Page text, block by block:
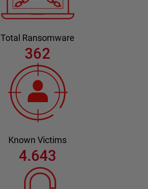
Total Ransomware
362
Known Victims
4.643